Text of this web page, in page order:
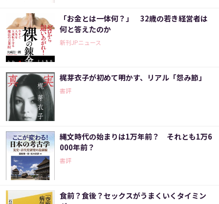
「お金とは一体何？」 32歳の若き経営者は
何と答えたのか
新刊JPニュース
梶芽衣子が初めて明かす、リアル「怨み節」
書評
縄文時代の始まりは1万年前？ それとも1万6
000年前？
書評
食前？食後？セックスがうまくいくタイミン